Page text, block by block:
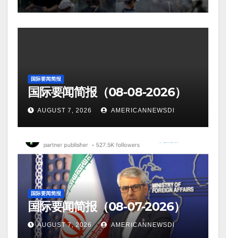
国际要闻简报
国际要闻简报（08-08-2026）
AUGUST 7, 2026 AMERICANNEWSDI
国际要闻简报
国际要闻简报（08-07-2026）
AUGUST 7, 2026 AMERICANNEWSDI